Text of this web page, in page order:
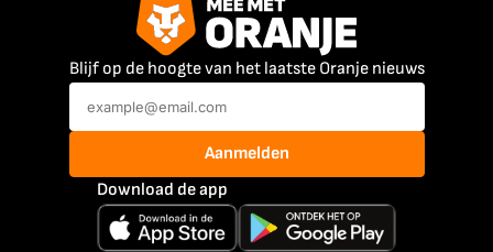
Blijf op de hoogte van het laatste Oranje nieuws
Aanmelden
Download de app